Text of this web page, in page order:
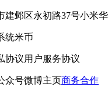
建邺区永初路37号小米
统米币
协议用户服务协议
众号微博主页商务合作